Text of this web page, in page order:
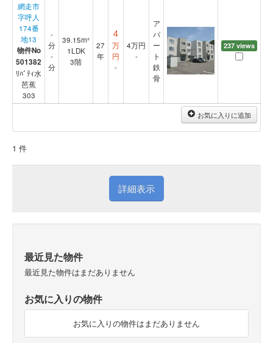
網走市
字呼人
174番
地13
物件No
501382
ﾘﾊﾞﾃｨ水
芭蕉
303
-
分
-
分
39.15m²
1LDK
3階
27
年
4
万
円
-
4万円
-
ア
パ
ー
ト
鉄
骨
237 views
お気に入りに追加
1 件
詳細表示
最近見た物件
最近見た物件はまだありません
お気に入りの物件
お気に入りの物件はまだありません